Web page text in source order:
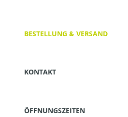
BESTELLUNG & VERSAND
KONTAKT
ÖFFNUNGSZEITEN